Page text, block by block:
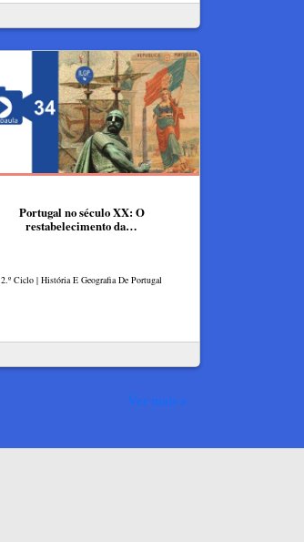
Portugal no século XX: O
restabelecimento da…
2.º Ciclo | História E Geografia De Portugal
Ver mais